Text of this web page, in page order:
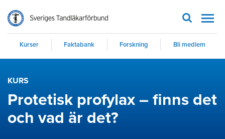
Kurser Faktabank Forskning Bli medlem
KURS
Protetisk profylax – finns det
och vad är det?